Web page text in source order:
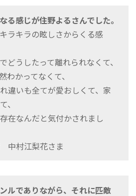
る感じが住野よるさんでした。
ラキラの眩しさからくる感
どうしたって離れられなくて、
わかってなくて、
違いも全てが愛おしくて、家
、
在なんだと気付かされまし
中村江梨花さま
ルでありながら、それに匹敵